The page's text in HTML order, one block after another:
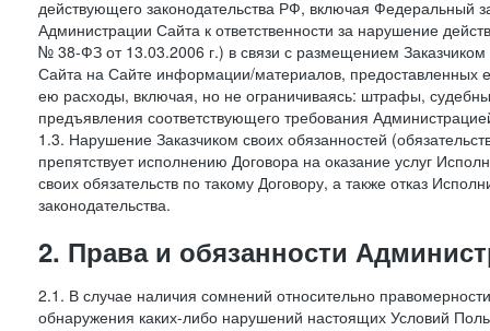
действующего законодательства РФ, включая
Администрации Сайта к ответственности за нарушение
№ 38-ФЗ от 13.03.2006 г.) в связи с размещением
Сайта на Сайте информации/материалов, предоставленных
ею расходы, включая, но не ограничиваясь: штрафы,
предъявления соответствующего требования
1.3. Нарушение Заказчиком своих обязанностей
препятствует исполнению Договора на оказание услуг
своих обязательств по такому Договору, а также отказ
законодательства.
2. Права и обязанности
2.1. В случае наличия сомнений относительно
обнаружения каких-либо нарушений настоящих Условий